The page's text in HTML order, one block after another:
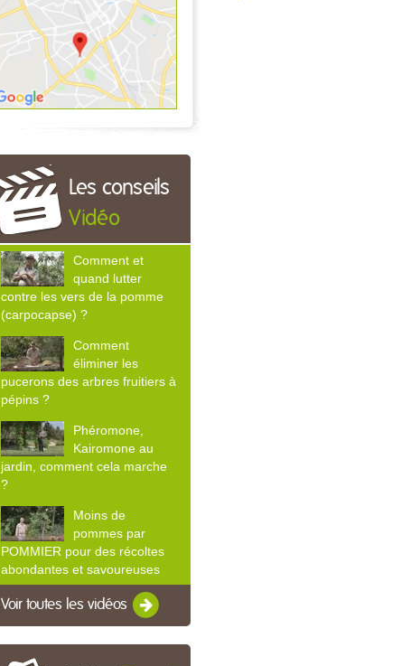
Les conseils
Vidéo
Comment et
quand lutter
contre les vers de la pomme
(carpocapse) ?
Comment
éliminer les
pucerons des arbres fruitiers à
pépins ?
Phéromone,
Kairomone au
jardin, comment cela marche
?
Moins de
pommes par
POMMIER pour des récoltes
abondantes et savoureuses
Voir toutes les vidéos